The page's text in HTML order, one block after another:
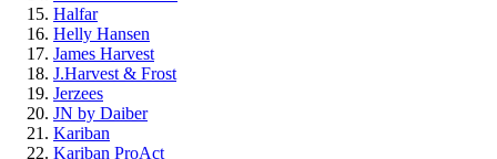
Halfar
Helly Hansen
James Harvest
J.Harvest & Frost
Jerzees
JN by Daiber
Kariban
Kariban ProAct